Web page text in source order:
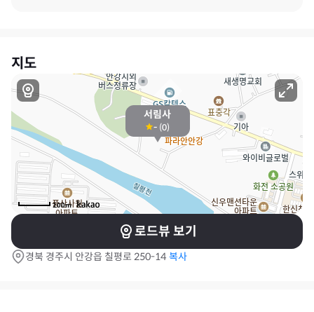
지도
서림사
- (0)
100m
로드뷰 보기
경북 경주시 안강읍 칠평로 250-14 복사